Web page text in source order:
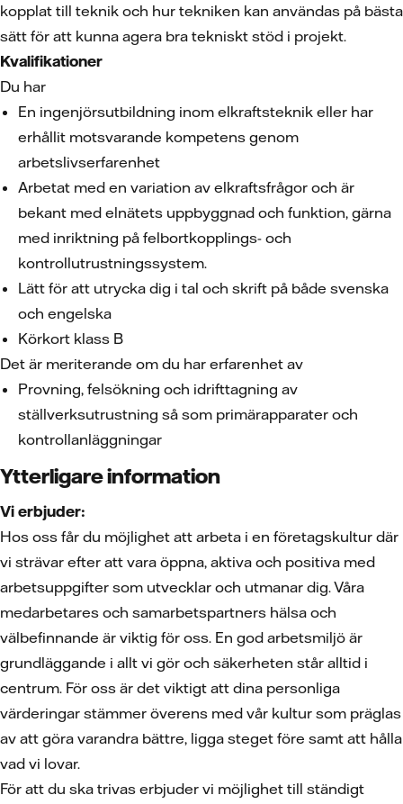
kopplat till teknik och hur tekniken kan användas på bästa
sätt för att kunna agera bra tekniskt stöd i projekt.
Kvalifikationer
Du har
En ingenjörsutbildning inom elkraftsteknik eller har
erhållit motsvarande kompetens genom
arbetslivserfarenhet
Arbetat med en variation av elkraftsfrågor och är
bekant med elnätets uppbyggnad och funktion, gärna
med inriktning på felbortkopplings- och
kontrollutrustningssystem.
Lätt för att utrycka dig i tal och skrift på både svenska
och engelska
Körkort klass B
Det är meriterande om du har erfarenhet av
Provning, felsökning och idrifttagning av
ställverksutrustning så som primärapparater och
kontrollanläggningar
Ytterligare information
Vi erbjuder:
Hos oss får du möjlighet att arbeta i en företagskultur där
vi strävar efter att vara öppna, aktiva och positiva med
arbetsuppgifter som utvecklar och utmanar dig. Våra
medarbetares och samarbetspartners hälsa och
välbefinnande är viktig för oss. En god arbetsmiljö är
grundläggande i allt vi gör och säkerheten står alltid i
centrum. För oss är det viktigt att dina personliga
värderingar stämmer överens med vår kultur som präglas
av att göra varandra bättre, ligga steget före samt att hålla
vad vi lovar.
För att du ska trivas erbjuder vi möjlighet till ständigt